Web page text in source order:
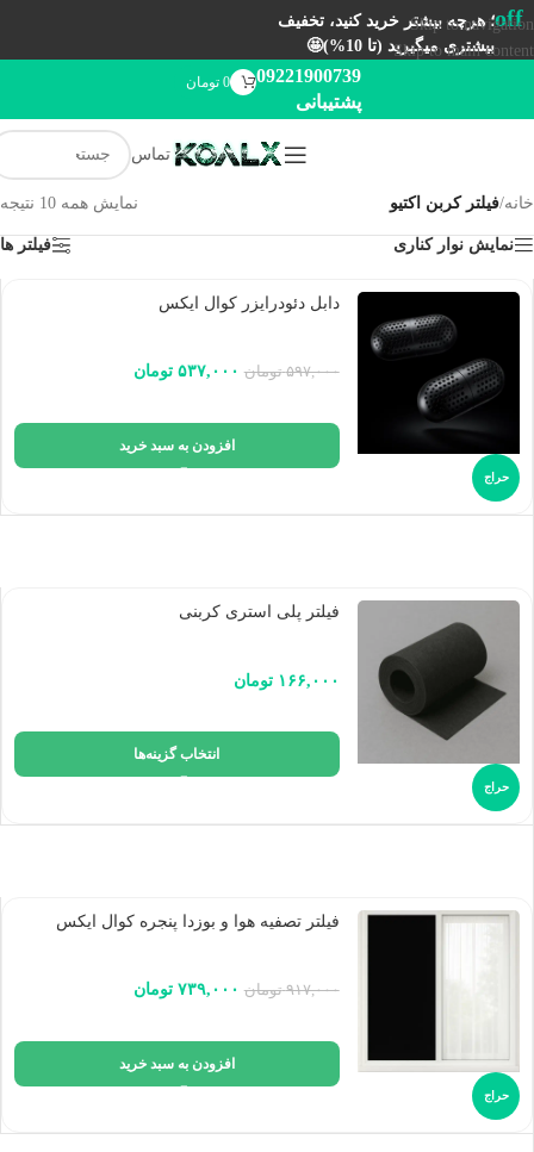
Skip to navigation
Skip to main content
off؛ هرچه بیشتر خرید کنید، تخفیف
بیشتری میگیرید (تا 10%)🤩
09221900739
پشتیبانی
0 تومان
تماس
خانه/فیلتر کربن اکتیو نمایش همه 10 نتیجه
نمایش نوار کناری فیلتر ها
حراج
دابل دئودرایزر کوال ایکس
۵۹۷,۰۰۰ تومان ۵۳۷,۰۰۰ تومان
افزودن به سبد خرید
حراج
فیلتر پلی استری کربنی
۱۶۶,۰۰۰ تومان
انتخاب گزینه‌ها
حراج
فیلتر تصفیه هوا و بوزدا پنجره کوال ایکس
۹۱۷,۰۰۰ تومان ۷۳۹,۰۰۰ تومان
افزودن به سبد خرید